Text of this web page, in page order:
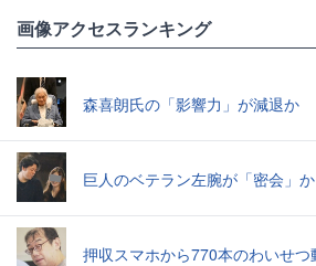
画像アクセスランキング
森喜朗氏の「影響力」が減退か
巨人のベテラン左腕が「密会」か